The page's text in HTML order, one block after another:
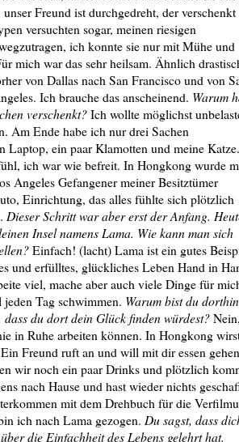
Freund ist durchgedreht, der verschenkt
versuchten sogar, meinen riesigen
ich konnte sie nur mit Mühe und
mich war das sehr heilsam. Ähnlich
von Dallas nach San Francisco und von
Ich brauche das anscheinend. Warum
verschenkt?Ich wollte möglichst
Am Ende habe ich nur drei Sachen
Laptop, ein paar Klamotten und meine Katze.
ich war wie befreit. In Hongkong wurde
Angeles Gefangener meiner Besitztümer
Einrichtung, das alles fühlte sich plötzlich
Dieser Schritt war aber erst der Anfang.
Insel namens Lama. Wie kann man sich
Einfach! (lacht) Lama ist ein gutes
und erfülltes, glückliches Leben Hand in
viel, mache aber auch viele Dinge für
Tag schwimmen. Warum bist du dorthin
dass du dort dein Glück finden würdest?
in Ruhe arbeiten können. In Hongkong
Freund ruft an und will mit dir essen
wir noch ein paar Drinks und plötzlich
nach Hause und hast wieder nichts
mit dem Drehbuch für die
ich nach Lama gezogen. Du sagst, dass
die Einfachheit des Lebens gelehrt hat.